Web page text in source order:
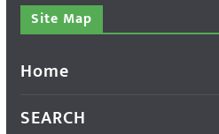
Site Map
Home
SEARCH